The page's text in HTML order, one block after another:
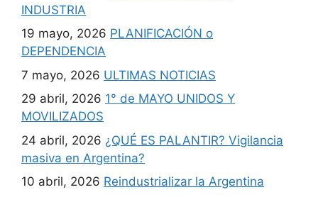
INDUSTRIA
19 mayo, 2026 PLANIFICACIÓN o
DEPENDENCIA
7 mayo, 2026 ULTIMAS NOTICIAS
29 abril, 2026 1° de MAYO UNIDOS Y
MOVILIZADOS
24 abril, 2026 ¿QUÉ ES PALANTIR? Vigilancia
masiva en Argentina?
10 abril, 2026 Reindustrializar la Argentina